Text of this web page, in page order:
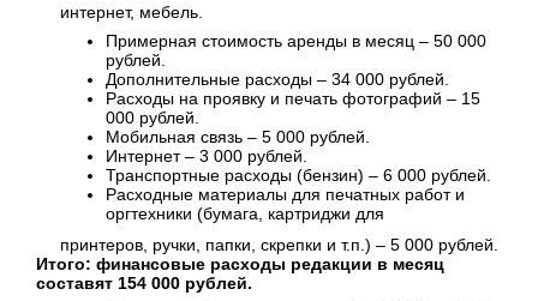
интернет, мебель.
Примерная стоимость аренды в месяц – 50 000
рублей.
Дополнительные расходы – 34 000 рублей.
Расходы на проявку и печать фотографий – 15
000 рублей.
Мобильная связь – 5 000 рублей.
Интернет – 3 000 рублей.
Транспортные расходы (бензин) – 6 000 рублей.
Расходные материалы для печатных работ и
оргтехники (бумага, картриджи для
принтеров, ручки, папки, скрепки и т.п.) – 5 000 рублей.
Итого: финансовые расходы редакции в месяц
составят 154 000 рублей.